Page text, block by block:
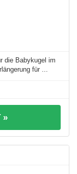
die Babykugel im
für ...
»